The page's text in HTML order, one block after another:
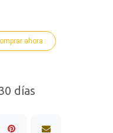
ahora
días